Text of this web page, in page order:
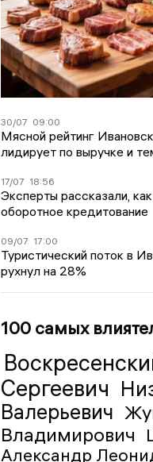
30/07 09:00
Мясной рейтинг
лидирует по выручке и
17/07 18:56
Эксперты рассказали,
оборотное кредитование
09/07 17:00
Туристический поток в
рухнул на 28%
100 самых
Сергеевич
Валерьевич
Владимирович
Александр